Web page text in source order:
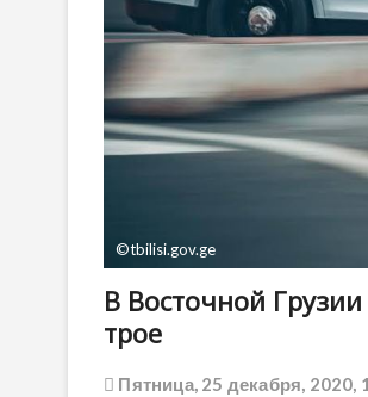
©tbilisi.gov.ge
В Восточной
трое
Пятница, 25 декабря, 2020,